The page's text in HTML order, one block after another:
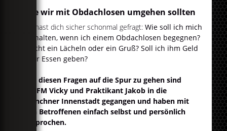
Wie wir mit Obdachlosen umgehen sollten
Du hast dich sicher schonmal gefragt:Wie soll ich mich
verhalten, wenn ich einem Obdachlosen begegnen?
Reicht ein Lächeln oder ein Gruß? Soll ich ihm Geld
oder Essen geben?
Um diesen Fragen auf die Spur zu gehen sind
egoFM Vicky und Praktikant Jakob in die
Münchner Innenstadt gegangen und haben mit
den Betroffenen einfach selbst und persönlich
gesprochen.